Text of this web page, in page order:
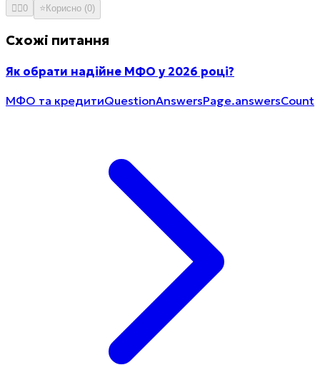
👍🏻0 ⭐Корисно (0)
Схожі питання
Як обрати надійне МФО у 2026 році?
МФО та кредитиQuestionAnswersPage.answersCount